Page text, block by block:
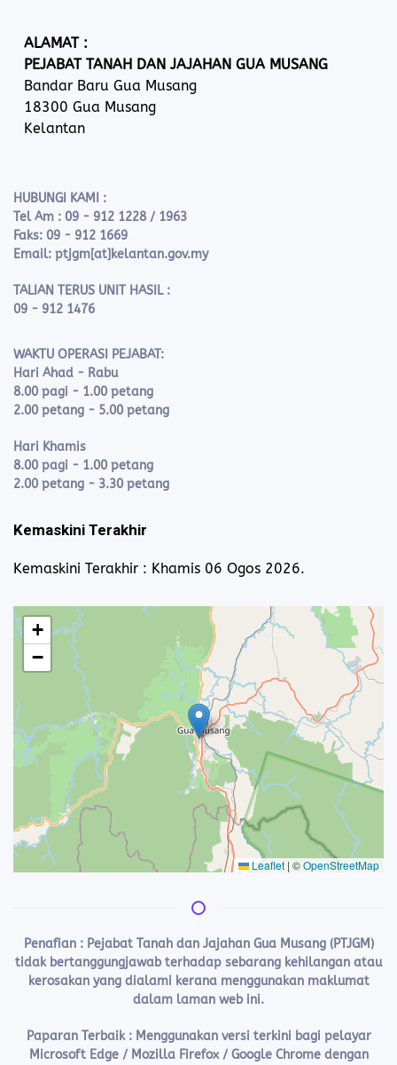
ALAMAT :
PEJABAT TANAH DAN JAJAHAN GUA MUSANG
Bandar Baru Gua Musang
18300 Gua Musang
Kelantan
HUBUNGI KAMI :
Tel Am : 09 - 912 1228 / 1963
Faks: 09 - 912 1669
Email: ptjgm[at]kelantan.gov.my
TALIAN TERUS UNIT HASIL :
09 - 912 1476
WAKTU OPERASI PEJABAT:
Hari Ahad - Rabu
8.00 pagi - 1.00 petang
2.00 petang - 5.00 petang
Hari Khamis
8.00 pagi - 1.00 petang
2.00 petang - 3.30 petang
Kemaskini Terakhir
Kemaskini Terakhir : Khamis 06 Ogos 2026.
+
−
Leaflet | ©OpenStreetMap
Penafian : Pejabat Tanah dan Jajahan Gua Musang (PTJGM)
tidak bertanggungjawab terhadap sebarang kehilangan atau
kerosakan yang dialami kerana menggunakan maklumat
dalam laman web ini.
Paparan Terbaik : Menggunakan versi terkini bagi pelayar
Microsoft Edge / Mozilla Firefox / Google Chrome dengan